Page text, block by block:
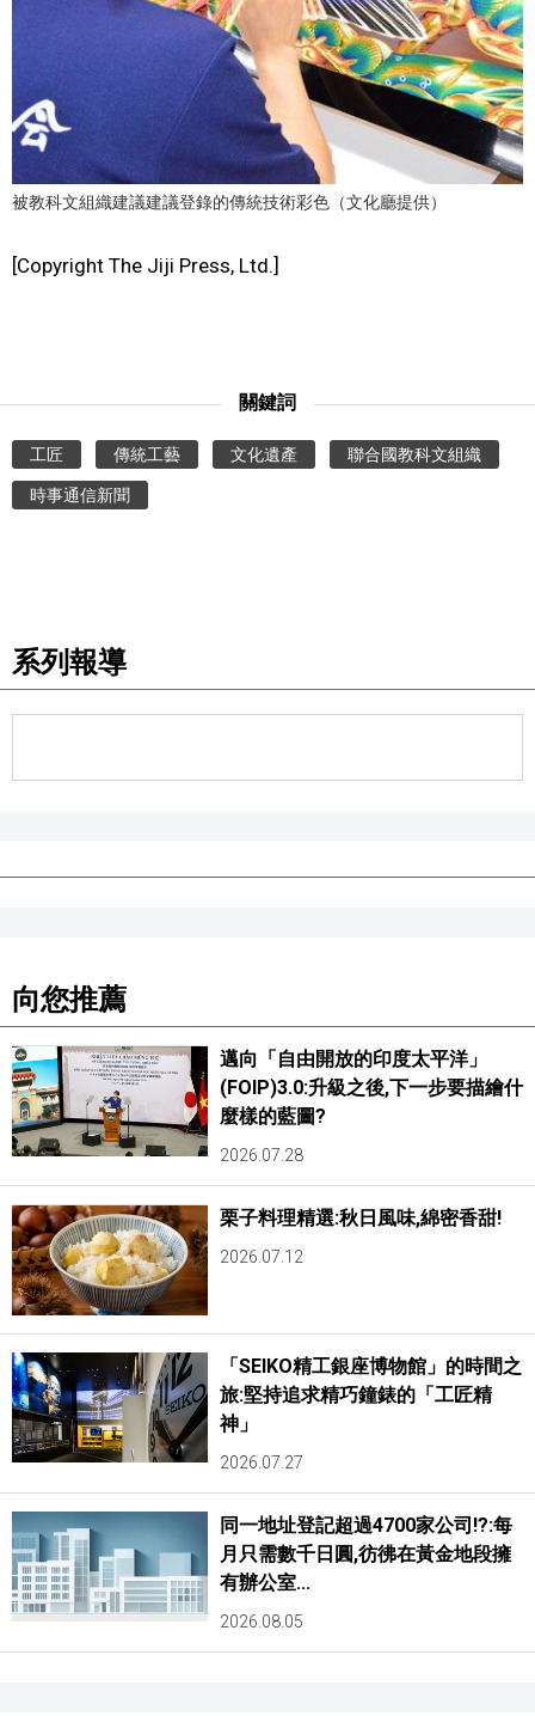
被教科文組織建議建議登錄的傳統技術彩色（文化廳提供）
[Copyright The Jiji Press, Ltd.]
關鍵詞
工匠 傳統工藝 文化遺產 聯合國教科文組織
時事通信新聞
系列報導
向您推薦
邁向「自由開放的印度太平洋」
(FOIP)3.0:升級之後,下一步要描繪什
麼樣的藍圖?
2026.07.28
栗子料理精選:秋日風味,綿密香甜!
2026.07.12
「SEIKO精工銀座博物館」的時間之
旅:堅持追求精巧鐘錶的「工匠精
神」
2026.07.27
同一地址登記超過4700家公司!?:每
月只需數千日圓,彷彿在黃金地段擁
有辦公室...
2026.08.05